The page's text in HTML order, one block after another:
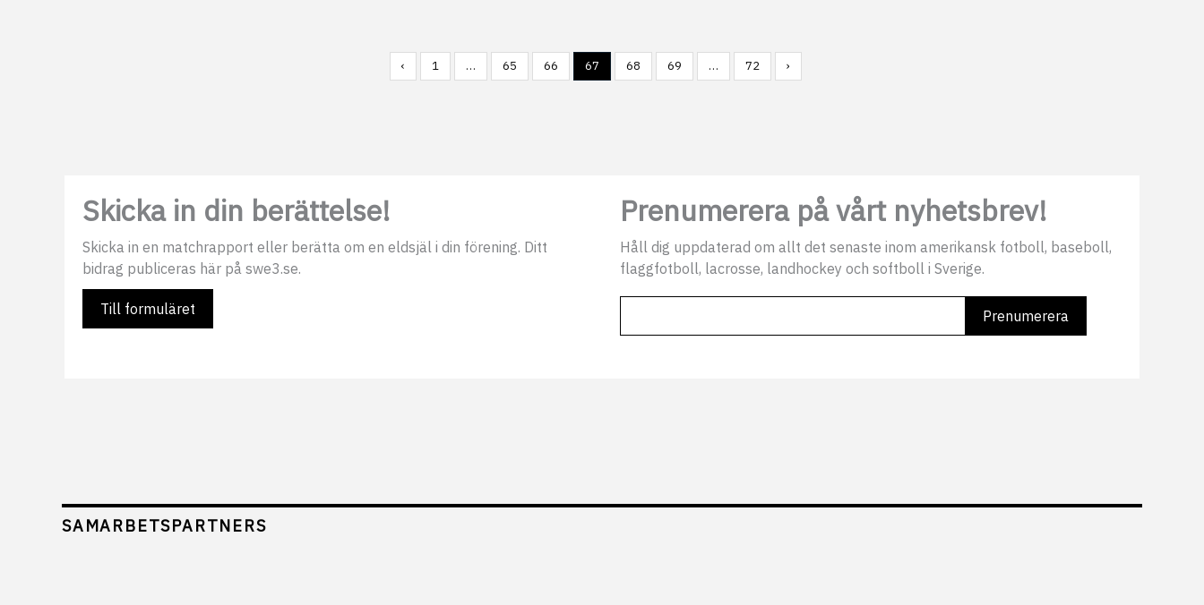
‹ 1 … 65 66 67 68 69 … 72 ›
Skicka in din berättelse!
Skicka in en matchrapport eller berätta om en eldsjäl i din förening. Ditt
bidrag publiceras här på swe3.se.
Till formuläret
Prenumerera på vårt nyhetsbrev!
Håll dig uppdaterad om allt det senaste inom amerikansk fotboll, baseboll,
flaggfotboll, lacrosse, landhockey och softboll i Sverige.
SAMARBETSPARTNERS